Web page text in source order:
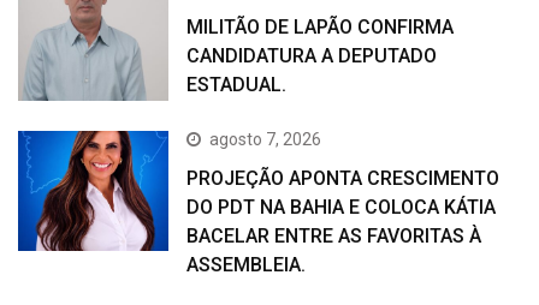
MILITÃO DE LAPÃO CONFIRMA
CANDIDATURA A DEPUTADO
ESTADUAL.
agosto 7, 2026
PROJEÇÃO APONTA CRESCIMENTO
DO PDT NA BAHIA E COLOCA KÁTIA
BACELAR ENTRE AS FAVORITAS À
ASSEMBLEIA.